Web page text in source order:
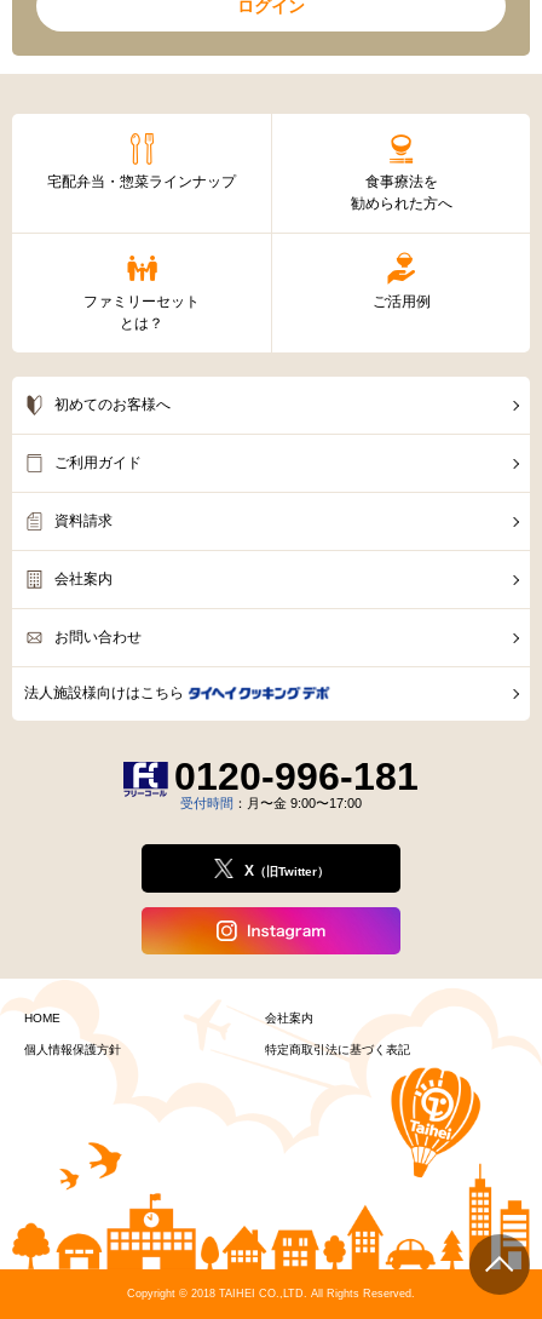
ログイン
宅配弁当・惣菜ラインナップ
食事療法を
勧められた方へ
ファミリーセット
とは？
ご活用例
初めてのお客様へ
ご利用ガイド
資料請求
会社案内
お問い合わせ
法人施設様向けはこちら
0120-996-181
受付時間 ：月〜金 9:00〜17:00
X （旧Twitter）
HOME 会社案内
個人情報保護方針 特定商取引法に基づく表記
Copyright © 2018 TAIHEI CO.,LTD. All Rights Reserved.